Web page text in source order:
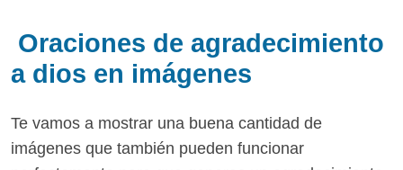
Oraciones de agradecimiento
a dios en imágenes
Te vamos a mostrar una buena cantidad de
imágenes que también pueden funcionar